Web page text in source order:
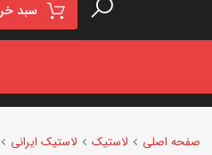
سبد
صفحه اصلی لاستیک لاستیک ایرانی